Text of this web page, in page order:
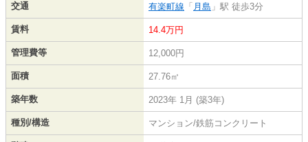
交通 有楽町線 「 月島 」駅 徒歩3分
賃料 14.4万円
管理費等 12,000円
面積 27.76㎡
築年数 2023年 1月 (築3年)
種別/構造 マンション/鉄筋コンクリート